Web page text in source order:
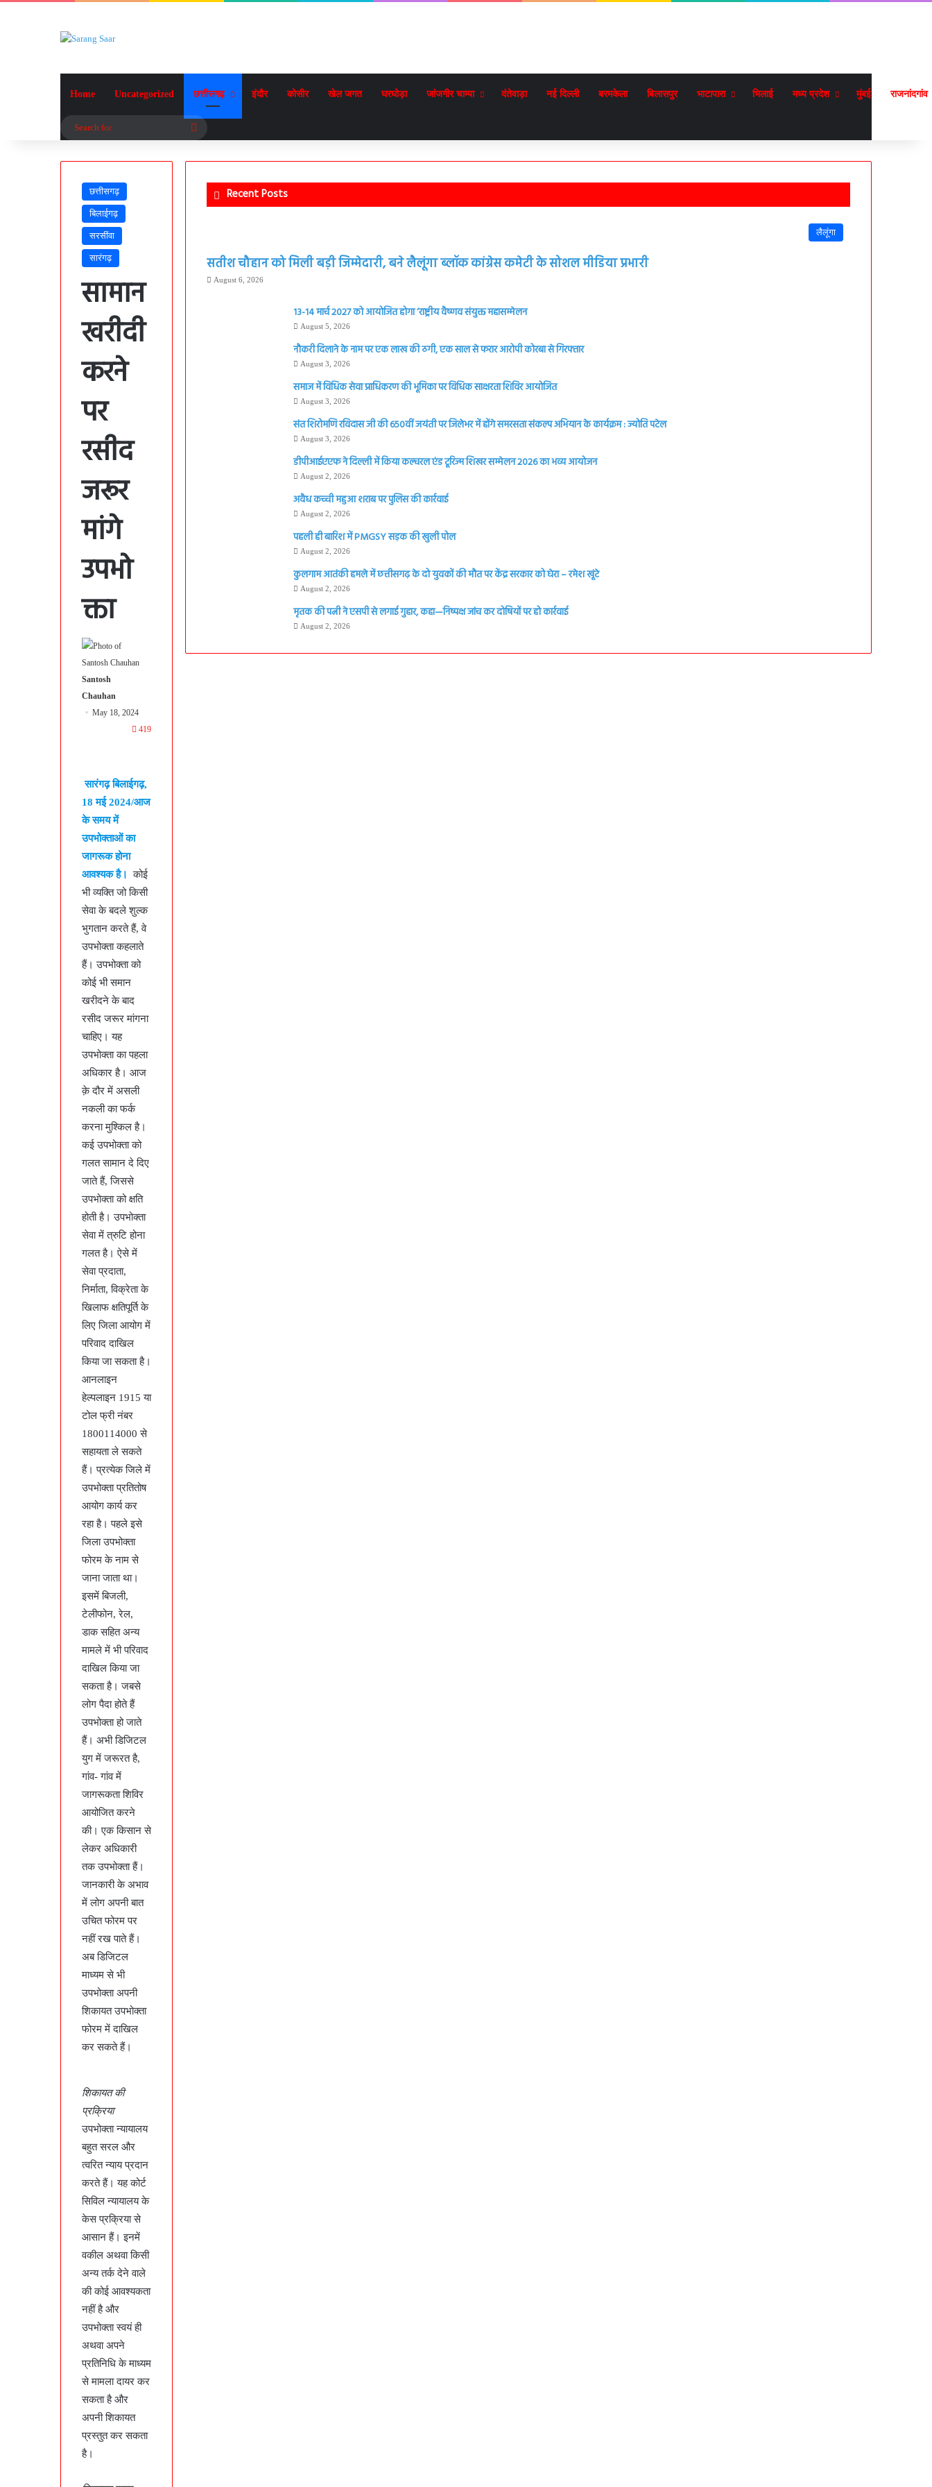
Home Uncategorized छत्तीसगढ़ इंदौर कोसीर खेल जगत घरघोड़ा जांजगीर चाम्पा दंतेवाड़ा नई दिल्ली बरमकेला बिलासपुर भाटापारा भिलाई मध्य प्रदेश मुंबई राजनांदगांव
Search
छत्तीसगढ़
बिलाईगढ़
सरसींवा
सारंगढ़
सामान
खरीदी
करने
पर
रसीद
जरूर
मांगे
उपभो
क्ता
Santosh
Chauhan
May 18, 2024
419
सारंगढ़ बिलाईगढ़,
18 मई 2024/आज
के समय में
उपभोक्ताओं का
जागरूक होना
आवश्यक है।
कोई
भी व्यक्ति जो किसी
सेवा के बदले शुल्क
भुगतान करते हैं, वे
उपभोक्ता कहलाते
हैं। उपभोक्ता को
कोई भी समान
खरीदने के बाद
रसीद जरूर मांगना
चाहिए। यह
उपभोक्ता का पहला
अधिकार है। आज
क़े दौर में असली
नकली का फर्क
करना मुश्किल है।
कई उपभोक्ता को
गलत सामान दे दिए
जाते हैं, जिससे
उपभोक्ता को क्षति
होती है। उपभोक्ता
सेवा में त्रुटि होना
गलत है। ऐसे में
सेवा प्रदाता,
निर्माता, विक्रेता के
खिलाफ क्षतिपूर्ति के
लिए जिला आयोग में
परिवाद दाखिल
किया जा सकता है।
आनलाइन
हेल्पलाइन 1915 या
टोल फ्री नंबर
1800114000 से
सहायता ले सकते
हैं। प्रत्येक जिले में
उपभोक्ता प्रतितोष
आयोग कार्य कर
रहा है। पहले इसे
जिला उपभोक्ता
फोरम के नाम से
जाना जाता था।
इसमें बिजली,
टेलीफोन, रेल,
डाक सहित अन्य
मामले में भी परिवाद
दाखिल किया जा
सकता है। जबसे
लोग पैदा होते हैं
उपभोक्ता हो जाते
हैं। अभी डिजिटल
युग में जरूरत है,
गांव- गांव में
जागरूकता शिविर
आयोजित करने
की। एक किसान से
लेकर अधिकारी
तक उपभोक्ता हैं।
जानकारी के अभाव
में लोग अपनी बात
उचित फोरम पर
नहीं रख पाते हैं।
अब डिजिटल
माध्यम से भी
उपभोक्ता अपनी
शिकायत उपभोक्ता
फोरम में दाखिल
कर सकते हैं।
शिकायत की
प्रक्रिया
उपभोक्‍ता न्यायालय
बहुत सरल और
त्‍वरित न्‍याय प्रदान
करते हैं। यह कोर्ट
सिविल न्‍यायालय के
केस प्रक्रिया से
आसान हैं। इनमें
वकील अथवा किसी
अन्‍य तर्क देने वाले
की कोई आवश्‍यकता
नहीं है और
उपभोक्‍ता स्‍वयं ही
अथवा अपने
प्रतिनिधि के माध्‍यम
से मामला दायर कर
सकता है और
अपनी शिकायत
प्रस्‍तुत कर सकता
है।
Recent Posts
लैलूंगा
सतीश चौहान को मिली बड़ी जिम्मेदारी, बने लैलूंगा ब्लॉक कांग्रेस कमेटी के सोशल मीडिया प्रभारी
August 6, 2026
13-14 मार्च 2027 को आयोजित होगा ‘राष्ट्रीय वैष्णव संयुक्त महासम्मेलन
August 5, 2026
नौकरी दिलाने के नाम पर एक लाख की ठगी, एक साल से फरार आरोपी कोरबा से गिरफ्तार
August 3, 2026
समाज में विधिक सेवा प्राधिकरण की भूमिका पर विधिक साक्षरता शिविर आयोजित
August 3, 2026
संत शिरोमणि रविदास जी की 650वीं जयंती पर जिलेभर में होंगे समरसता संकल्प अभियान के कार्यक्रम : ज्योति पटेल
August 3, 2026
डीपीआईएएफ ने दिल्ली में किया कल्चरल एंड टूरिज्म शिखर सम्मेलन 2026 का भव्य आयोजन
August 2, 2026
अवैध कच्ची महुआ शराब पर पुलिस की कार्रवाई
August 2, 2026
पहली ही बारिश में PMGSY सड़क की खुली पोल
August 2, 2026
कुलगाम आतंकी हमले में छत्तीसगढ़ के दो युवकों की मौत पर केंद्र सरकार को घेरा – रमेश खूंटे
August 2, 2026
मृतक की पत्नी ने एसपी से लगाई गुहार, कहा—निष्पक्ष जांच कर दोषियों पर हो कार्रवाई
August 2, 2026